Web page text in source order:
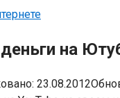
на
23.08.2012